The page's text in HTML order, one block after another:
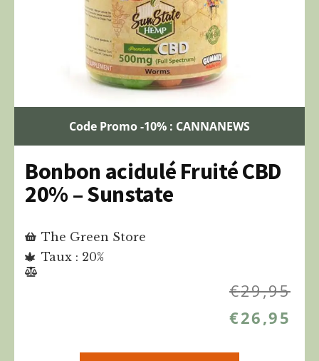
Code Promo -10% : CANNANEWS
Bonbon acidulé Fruité CBD
20% – Sunstate
The Green Store
Taux : 20%
€29,95
€26,95